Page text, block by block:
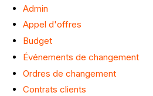
Admin
Appel d'offres
Budget
Événements de changement
Ordres de changement
Contrats clients